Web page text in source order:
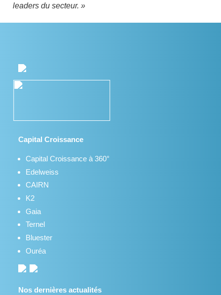
leaders du secteur. »
Capital Croissance
Capital Croissance à 360°
Edelweiss
CAIRN
K2
Gaia
Ternel
Bluester
Ouréa
Nos dernières actualités